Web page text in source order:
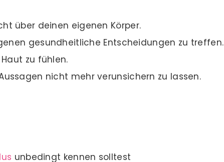
über deinen eigenen Körper.
gesundheitliche Entscheidungen zu treffen.
zu fühlen.
nicht mehr verunsichern zu lassen.
unbedingt kennen solltest